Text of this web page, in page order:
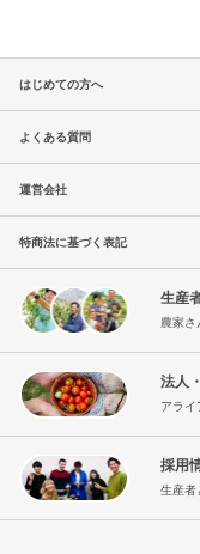
はじめての方へ
よくある質問
運営会社
特商法に基づく表記
生産
農家さ
法人
アライ
採用
生産者